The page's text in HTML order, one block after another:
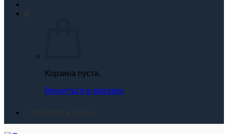
Корзина пуста.
Вернуться в магазин
ОФОРМИТЬ ЗАКАЗ